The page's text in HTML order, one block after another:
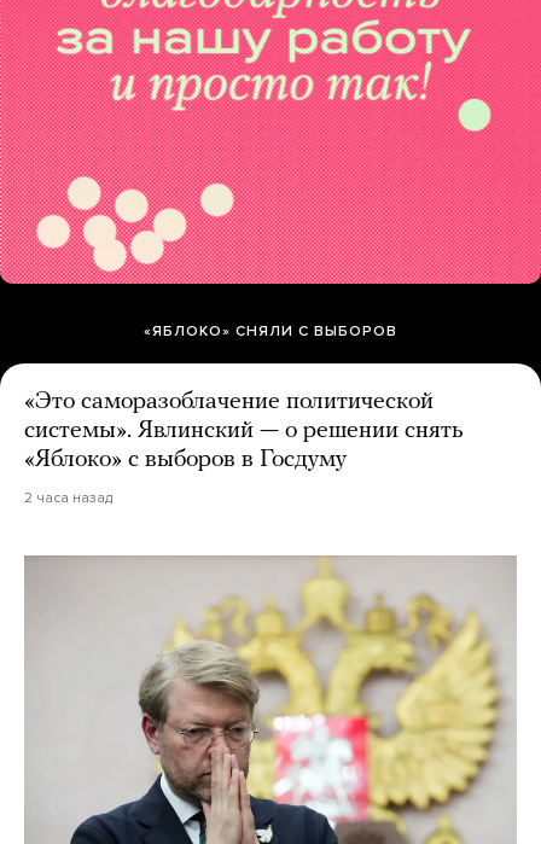
«ЯБЛОКО» СНЯЛИ С ВЫБОРОВ
«Это саморазоблачение политической
системы». Явлинский — о решении снять
«Яблоко» с выборов в Госдуму
2 часа назад